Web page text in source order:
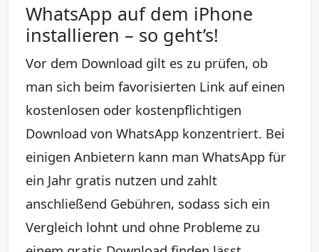
WhatsApp auf dem iPhone
installieren – so geht’s!
Vor dem Download gilt es zu prüfen, ob
man sich beim favorisierten Link auf einen
kostenlosen oder kostenpflichtigen
Download von WhatsApp konzentriert. Bei
einigen Anbietern kann man WhatsApp für
ein Jahr gratis nutzen und zahlt
anschließend Gebühren, sodass sich ein
Vergleich lohnt und ohne Probleme zu